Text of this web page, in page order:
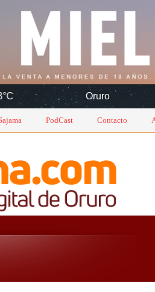
Oruro 8 Ago
PodCast Contacto